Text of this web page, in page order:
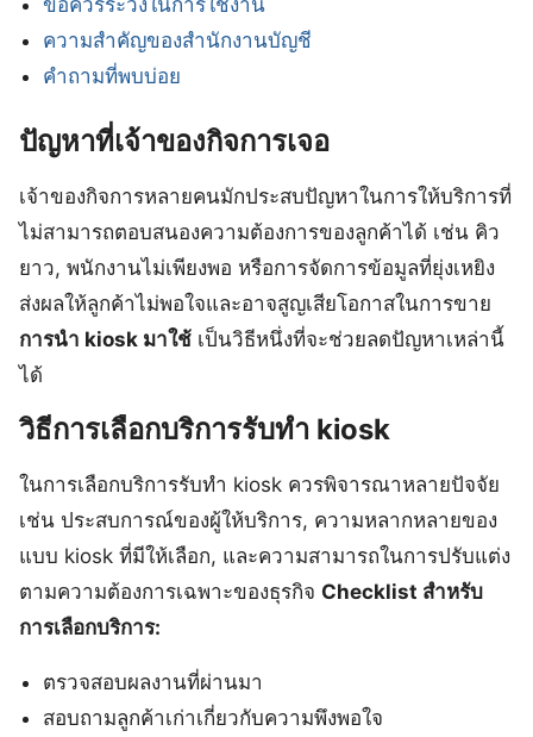
ความสำคัญของสำนักงานบัญชี
คำถามที่พบบ่อย
ปัญหาที่เจ้าของกิจการเจอ
เจ้าของกิจการหลายคนมักประสบปัญหาในการให้บริการที่
ไม่สามารถตอบสนองความต้องการของลูกค้าได้ เช่น คิว
ยาว, พนักงานไม่เพียงพอ หรือการจัดการข้อมูลที่ยุ่งเหยิง
ส่งผลให้ลูกค้าไม่พอใจและอาจสูญเสียโอกาสในการขาย
การนำ kiosk มาใช้ เป็นวิธีหนึ่งที่จะช่วยลดปัญหาเหล่านี้
ได้
วิธีการเลือกบริการรับทำ kiosk
ในการเลือกบริการรับทำ kiosk ควรพิจารณาหลายปัจจัย
เช่น ประสบการณ์ของผู้ให้บริการ, ความหลากหลายของ
แบบ kiosk ที่มีให้เลือก, และความสามารถในการปรับแต่ง
ตามความต้องการเฉพาะของธุรกิจ Checklist สำหรับ
การเลือกบริการ:
ตรวจสอบผลงานที่ผ่านมา
สอบถามลูกค้าเก่าเกี่ยวกับความพึงพอใจ